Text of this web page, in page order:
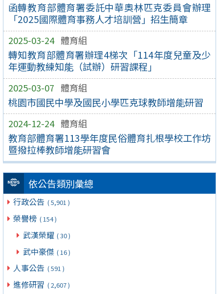
函轉教育部體育署委託中華奧林匹克委員會辦理
「2025國際體育事務人才培訓營」招生簡章
2025-03-24 體育組
轉知教育部體育署辦理4梯次「114年度兒童及少
年運動教練知能（試辦）研習課程」
2025-03-07 體育組
桃園市國民中學及國民小學匹克球教師增能研習
2024-12-24 體育組
教育部體育署113學年度民俗體育扎根學校工作坊
暨撥拉棒教師增能研習會
依公告類別彙總
行政公告 ( 5,901 )
榮譽榜 ( 154 )
武漢榮耀 ( 30 )
武中豪傑 ( 16 )
人事公告 ( 591 )
進修研習 ( 2,607 )